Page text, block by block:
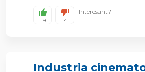
19 4
Interesant?
Industria